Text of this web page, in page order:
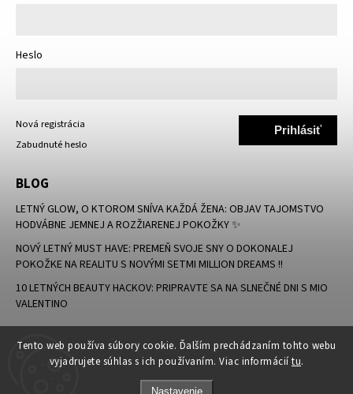
Tento web používa súbory cookie. Ďalším prechádzaním tohto webu
vyjadrujete súhlas s ich používaním. Viac informácií tu.
Nastavenie
Heslo
Prihlásiť
Nová registrácia
Zabudnuté heslo
BLOG
LETNÝ GLOW, O KTOROM SNÍVA KAŽDÁ ŽENA: OBJAV TAJOMSTVO
HODVÁBNE JEMNEJ A ROZŽIARENEJ POKOŽKY ✨
NOVÝ LETNÝ MUST HAVE: PREMEŇ SVOJE SNY O DOKONALEJ
POKOŽKE NA REALITU S NOVÝMI SETMI MILLION DREAMS !!
10 LETNÝCH BEAUTY HACKOV: PRIPRAVTE SA NA SLNEČNÉ DNI S MIO
VALENTINO